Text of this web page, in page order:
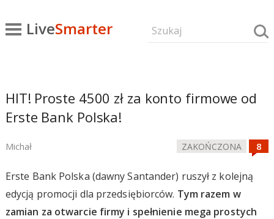
LiveSmarter
HIT! Proste 4500 zł za konto firmowe od
Erste Bank Polska!
Michał ZAKOŃCZONA
Erste Bank Polska (dawny Santander) ruszył z kolejną
edycją promocji dla przedsiębiorców. Tym razem w
zamian za otwarcie firmy i spełnienie mega prostych